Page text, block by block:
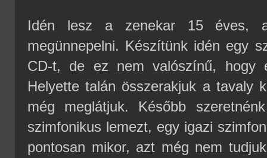
Idén lesz a zenekar 15 éves,
megünnepelni. Készítünk idén egy
CD-t, de ez nem valószínű, hogy
Helyette talán összerakjuk a tavaly
még meglátjuk. Később
szimfonikus lemezt, egy igazi
pontosan mikor, azt még nem